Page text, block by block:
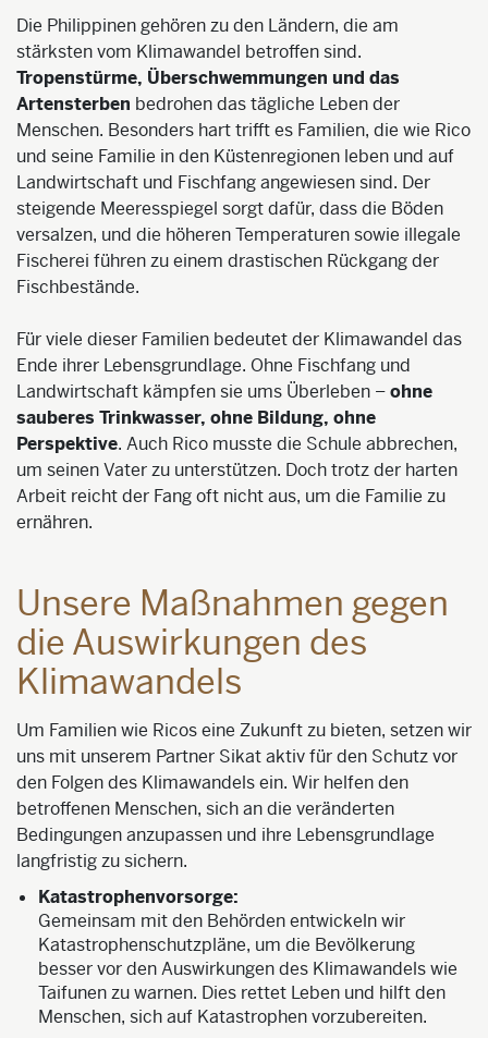
Die Philippinen gehören zu den Ländern, die am
stärksten vom Klimawandel betroffen sind.
Tropenstürme, Überschwemmungen und das
Artensterben bedrohen das tägliche Leben der
Menschen. Besonders hart trifft es Familien, die wie Rico
und seine Familie in den Küstenregionen leben und auf
Landwirtschaft und Fischfang angewiesen sind. Der
steigende Meeresspiegel sorgt dafür, dass die Böden
versalzen, und die höheren Temperaturen sowie illegale
Fischerei führen zu einem drastischen Rückgang der
Fischbestände.
Für viele dieser Familien bedeutet der Klimawandel das
Ende ihrer Lebensgrundlage. Ohne Fischfang und
Landwirtschaft kämpfen sie ums Überleben –ohne
sauberes Trinkwasser, ohne Bildung, ohne
Perspektive. Auch Rico musste die Schule abbrechen,
um seinen Vater zu unterstützen. Doch trotz der harten
Arbeit reicht der Fang oft nicht aus, um die Familie zu
ernähren.
Unsere Maßnahmen gegen
die Auswirkungen des
Klimawandels
Um Familien wie Ricos eine Zukunft zu bieten, setzen wir
uns mit unserem Partner Sikat aktiv für den Schutz vor
den Folgen des Klimawandels ein. Wir helfen den
betroffenen Menschen, sich an die veränderten
Bedingungen anzupassen und ihre Lebensgrundlage
langfristig zu sichern.
Katastrophenvorsorge:
Gemeinsam mit den Behörden entwickeln wir
Katastrophenschutzpläne, um die Bevölkerung
besser vor den Auswirkungen des Klimawandels wie
Taifunen zu warnen. Dies rettet Leben und hilft den
Menschen, sich auf Katastrophen vorzubereiten.